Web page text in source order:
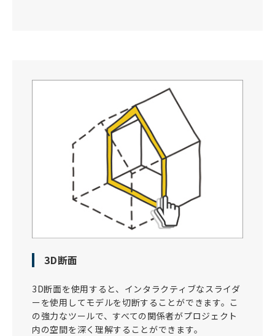
3D断面
3D断面を使用すると、インタラクティブなスライダ
ーを使用してモデルを切断することができます。こ
の強力なツールで、すべての関係者がプロジェクト
内の空間を深く理解することができます。